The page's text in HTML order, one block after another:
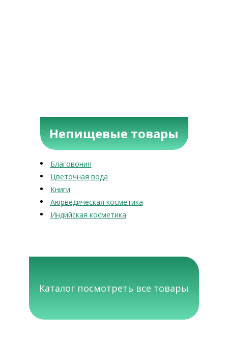
Непищевые товары
Благовония
Цветочная вода
Книги
Аюрведическая косметика
Индийская косметика
Каталог посмотреть все товары